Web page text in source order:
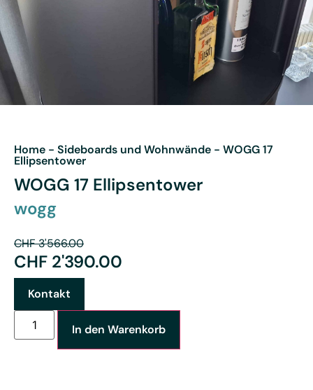
Home - Sideboards und Wohnwände - WOGG 17
Ellipsentower
WOGG 17 Ellipsentower
wogg
CHF3'566.00
CHF 2'390.00
Kontakt
In den Warenkorb